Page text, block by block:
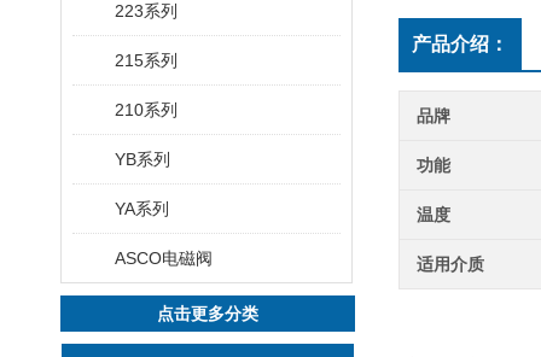
223系列
215系列
210系列
YB系列
YA系列
ASCO电磁阀
点击更多分类
产品介绍：
品牌
功能
温度
适用介质